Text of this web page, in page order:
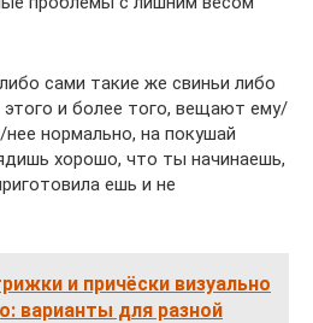
либо сами такие же свиньи либо
и более того, вещают ему/
нормально, на покушай
хорошо, что ты начинаешь,
ешь и не
и причёски визуально
варианты для разной